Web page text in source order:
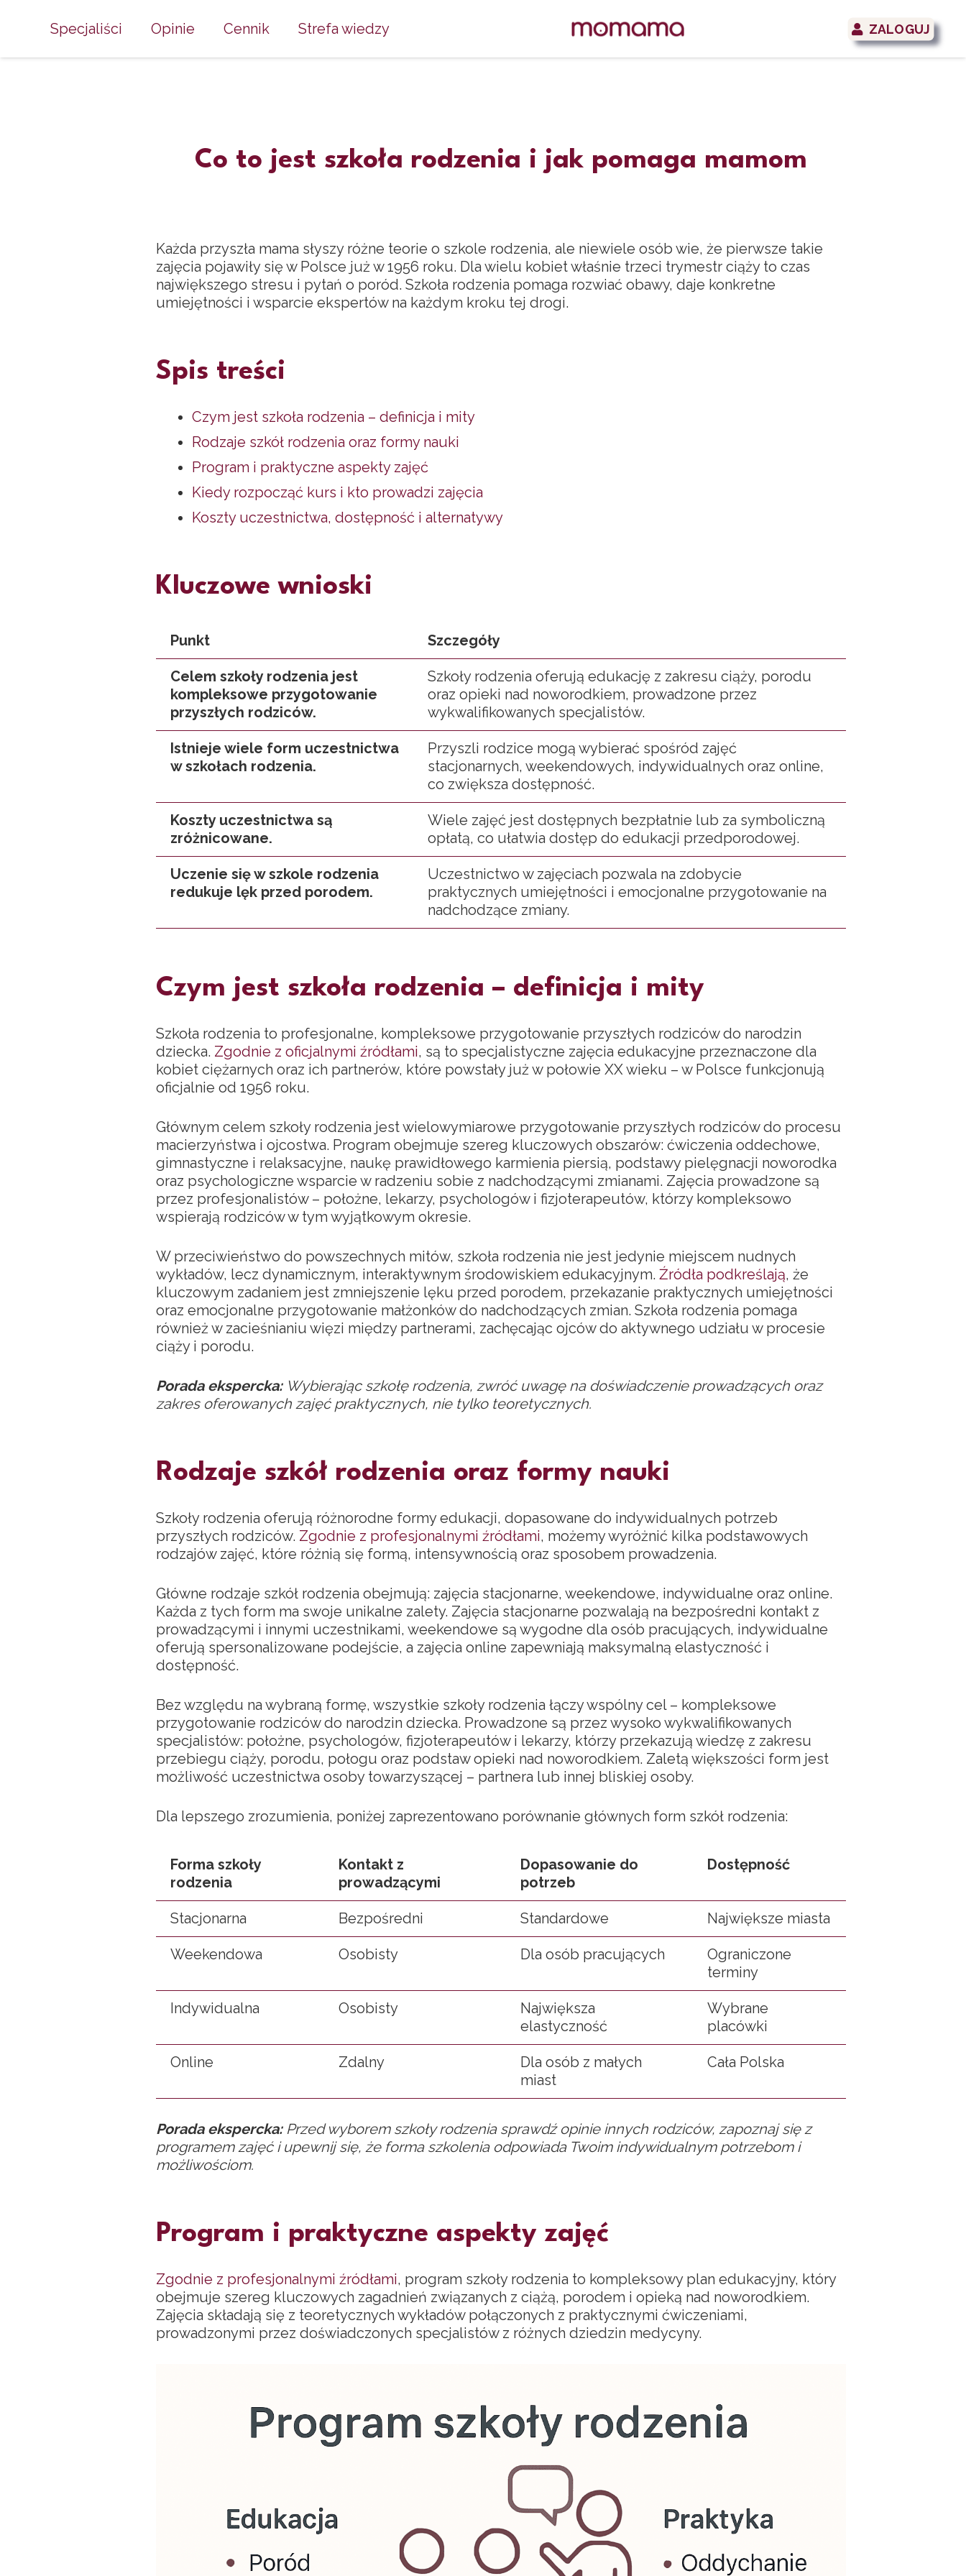
Specjaliści Opinie Cennik Strefa wiedzy ZALOGUJ
Co to jest szkoła rodzenia i jak pomaga mamom
Każda przyszła mama słyszy różne teorie o szkole rodzenia, ale niewiele osób wie, że pierwsze takie
zajęcia pojawiły się w Polsce już w 1956 roku. Dla wielu kobiet właśnie trzeci trymestr ciąży to czas
największego stresu i pytań o poród. Szkoła rodzenia pomaga rozwiać obawy, daje konkretne
umiejętności i wsparcie ekspertów na każdym kroku tej drogi.
Spis treści
Czym jest szkoła rodzenia – definicja i mity
Rodzaje szkół rodzenia oraz formy nauki
Program i praktyczne aspekty zajęć
Kiedy rozpocząć kurs i kto prowadzi zajęcia
Koszty uczestnictwa, dostępność i alternatywy
Kluczowe wnioski
Punkt Szczegóły
Celem szkoły rodzenia jest
kompleksowe przygotowanie
przyszłych rodziców.
Szkoły rodzenia oferują edukację z zakresu ciąży, porodu
oraz opieki nad noworodkiem, prowadzone przez
wykwalifikowanych specjalistów.
Istnieje wiele form uczestnictwa
w szkołach rodzenia.
Przyszli rodzice mogą wybierać spośród zajęć
stacjonarnych, weekendowych, indywidualnych oraz online,
co zwiększa dostępność.
Koszty uczestnictwa są
zróżnicowane.
Wiele zajęć jest dostępnych bezpłatnie lub za symboliczną
opłatą, co ułatwia dostęp do edukacji przedporodowej.
Uczenie się w szkole rodzenia
redukuje lęk przed porodem.
Uczestnictwo w zajęciach pozwala na zdobycie
praktycznych umiejętności i emocjonalne przygotowanie na
nadchodzące zmiany.
Czym jest szkoła rodzenia – definicja i mity
Szkoła rodzenia to profesjonalne, kompleksowe przygotowanie przyszłych rodziców do narodzin
dziecka. Zgodnie z oficjalnymi źródłami, są to specjalistyczne zajęcia edukacyjne przeznaczone dla
kobiet ciężarnych oraz ich partnerów, które powstały już w połowie XX wieku – w Polsce funkcjonują
oficjalnie od 1956 roku.
Głównym celem szkoły rodzenia jest wielowymiarowe przygotowanie przyszłych rodziców do procesu
macierzyństwa i ojcostwa. Program obejmuje szereg kluczowych obszarów: ćwiczenia oddechowe,
gimnastyczne i relaksacyjne, naukę prawidłowego karmienia piersią, podstawy pielęgnacji noworodka
oraz psychologiczne wsparcie w radzeniu sobie z nadchodzącymi zmianami. Zajęcia prowadzone są
przez profesjonalistów – położne, lekarzy, psychologów i fizjoterapeutów, którzy kompleksowo
wspierają rodziców w tym wyjątkowym okresie.
W przeciwieństwo do powszechnych mitów, szkoła rodzenia nie jest jedynie miejscem nudnych
wykładów, lecz dynamicznym, interaktywnym środowiskiem edukacyjnym. Źródła podkreślają, że
kluczowym zadaniem jest zmniejszenie lęku przed porodem, przekazanie praktycznych umiejętności
oraz emocjonalne przygotowanie małżonków do nadchodzących zmian. Szkoła rodzenia pomaga
również w zacieśnianiu więzi między partnerami, zachęcając ojców do aktywnego udziału w procesie
ciąży i porodu.
Porada ekspercka: Wybierając szkołę rodzenia, zwróć uwagę na doświadczenie prowadzących oraz
zakres oferowanych zajęć praktycznych, nie tylko teoretycznych.
Rodzaje szkół rodzenia oraz formy nauki
Szkoły rodzenia oferują różnorodne formy edukacji, dopasowane do indywidualnych potrzeb
przyszłych rodziców. Zgodnie z profesjonalnymi źródłami, możemy wyróżnić kilka podstawowych
rodzajów zajęć, które różnią się formą, intensywnością oraz sposobem prowadzenia.
Główne rodzaje szkół rodzenia obejmują: zajęcia stacjonarne, weekendowe, indywidualne oraz online.
Każda z tych form ma swoje unikalne zalety. Zajęcia stacjonarne pozwalają na bezpośredni kontakt z
prowadzącymi i innymi uczestnikami, weekendowe są wygodne dla osób pracujących, indywidualne
oferują spersonalizowane podejście, a zajęcia online zapewniają maksymalną elastyczność i
dostępność.
Bez względu na wybraną formę, wszystkie szkoły rodzenia łączy wspólny cel – kompleksowe
przygotowanie rodziców do narodzin dziecka. Prowadzone są przez wysoko wykwalifikowanych
specjalistów: położne, psychologów, fizjoterapeutów i lekarzy, którzy przekazują wiedzę z zakresu
przebiegu ciąży, porodu, połogu oraz podstaw opieki nad noworodkiem. Zaletą większości form jest
możliwość uczestnictwa osoby towarzyszącej – partnera lub innej bliskiej osoby.
Dla lepszego zrozumienia, poniżej zaprezentowano porównanie głównych form szkół rodzenia:
Forma szkoły
rodzenia
Kontakt z
prowadzącymi
Dopasowanie do
potrzeb
Dostępność
Stacjonarna Bezpośredni Standardowe Największe miasta
Weekendowa Osobisty Dla osób pracujących
Ograniczone
terminy
Indywidualna Osobisty
Największa
elastyczność
Wybrane
placówki
Online Zdalny
Dla osób z małych
miast
Cała Polska
Porada ekspercka: Przed wyborem szkoły rodzenia sprawdź opinie innych rodziców, zapoznaj się z
programem zajęć i upewnij się, że forma szkolenia odpowiada Twoim indywidualnym potrzebom i
możliwościom.
Program i praktyczne aspekty zajęć
Zgodnie z profesjonalnymi źródłami, program szkoły rodzenia to kompleksowy plan edukacyjny, który
obejmuje szereg kluczowych zagadnień związanych z ciążą, porodem i opieką nad noworodkiem.
Zajęcia składają się z teoretycznych wykładów połączonych z praktycznymi ćwiczeniami,
prowadzonymi przez doświadczonych specjalistów z różnych dziedzin medycyny.